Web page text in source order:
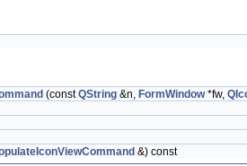
(constQString &n, FormWindow*fw,
&) const